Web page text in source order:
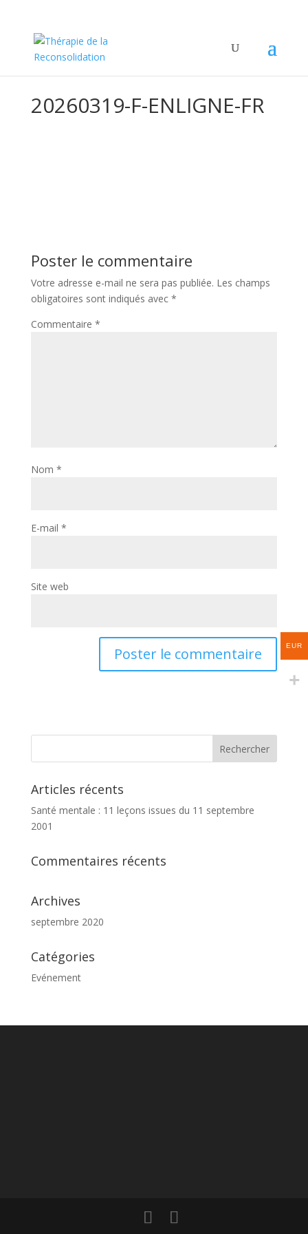
20260319-F-ENLIGNE-FR
Poster le commentaire
Votre adresse e-mail ne sera pas publiée. Les champs
obligatoires sont indiqués avec *
Commentaire *
Nom *
E-mail *
Site web
Articles récents
Santé mentale : 11 leçons issues du 11 septembre
2001
Commentaires récents
Archives
septembre 2020
Catégories
Evénement
EUR